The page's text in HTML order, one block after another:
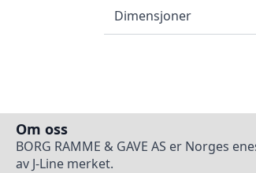
Dimensjoner
Om oss
BORG RAMME & GAVE AS er Norges
av J-Line merket.